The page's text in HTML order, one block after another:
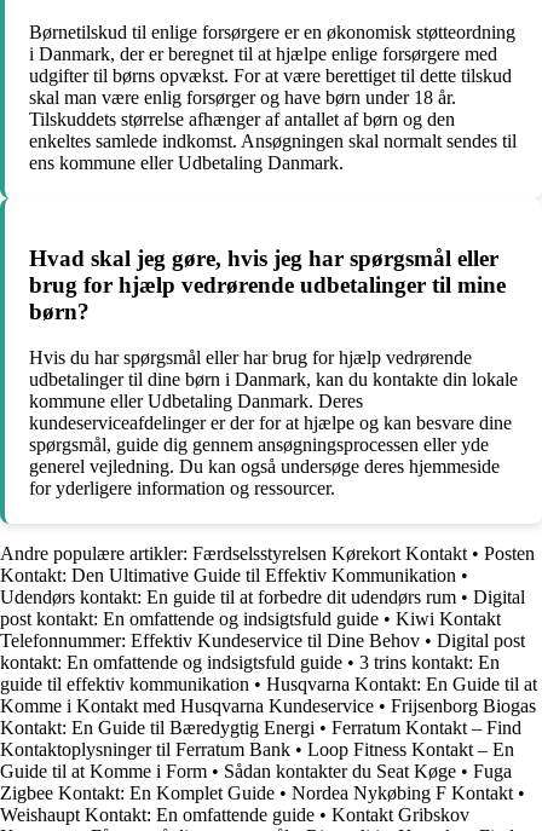
Børnetilskud til enlige forsørgere er en økonomisk støtteordning
i Danmark, der er beregnet til at hjælpe enlige forsørgere med
udgifter til børns opvækst. For at være berettiget til dette tilskud
skal man være enlig forsørger og have børn under 18 år.
Tilskuddets størrelse afhænger af antallet af børn og den
enkeltes samlede indkomst. Ansøgningen skal normalt sendes til
ens kommune eller Udbetaling Danmark.
Hvad skal jeg gøre, hvis jeg har spørgsmål eller
brug for hjælp vedrørende udbetalinger til mine
børn?
Hvis du har spørgsmål eller har brug for hjælp vedrørende
udbetalinger til dine børn i Danmark, kan du kontakte din lokale
kommune eller Udbetaling Danmark. Deres
kundeserviceafdelinger er der for at hjælpe og kan besvare dine
spørgsmål, guide dig gennem ansøgningsprocessen eller yde
generel vejledning. Du kan også undersøge deres hjemmeside
for yderligere information og ressourcer.
Andre populære artikler: Færdselsstyrelsen Kørekort Kontakt • Posten
Kontakt: Den Ultimative Guide til Effektiv Kommunikation •
Udendørs kontakt: En guide til at forbedre dit udendørs rum • Digital
post kontakt: En omfattende og indsigtsfuld guide • Kiwi Kontakt
Telefonnummer: Effektiv Kundeservice til Dine Behov • Digital post
kontakt: En omfattende og indsigtsfuld guide • 3 trins kontakt: En
guide til effektiv kommunikation • Husqvarna Kontakt: En Guide til at
Komme i Kontakt med Husqvarna Kundeservice • Frijsenborg Biogas
Kontakt: En Guide til Bæredygtig Energi • Ferratum Kontakt – Find
Kontaktoplysninger til Ferratum Bank • Loop Fitness Kontakt – En
Guide til at Komme i Form • Sådan kontakter du Seat Køge • Fuga
Zigbee Kontakt: En Komplet Guide • Nordea Nykøbing F Kontakt •
Weishaupt Kontakt: En omfattende guide • Kontakt Gribskov